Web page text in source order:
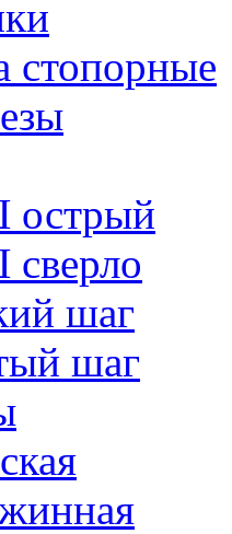
стопорные
шаг
шаг